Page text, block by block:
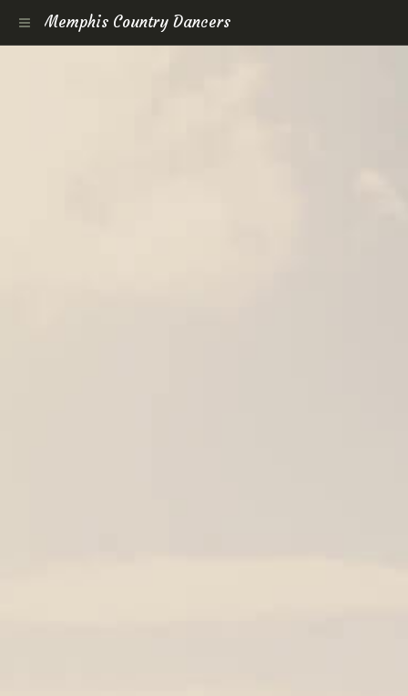
Memphis Country Dancers